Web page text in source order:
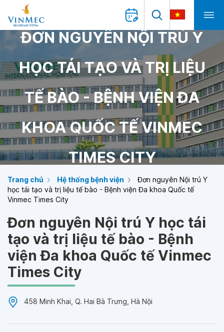
ĐƠN NGUYÊN NỘI TRÚ Y
HỌC TÁI TẠO VÀ TRỊ LIỆU
TẾ BÀO - BỆNH VIỆN ĐA
KHOA QUỐC TẾ VINMEC
TIMES CITY
Trang chủ Hệ thống bệnh viện
Đơn nguyên Nội trú Y
học tái tạo và trị liệu tế bào - Bệnh viện Đa khoa Quốc tế
Vinmec Times City
Đơn nguyên Nội trú Y học tái
tạo và trị liệu tế bào - Bệnh
viện Đa khoa Quốc tế Vinmec
Times City
458 Minh Khai, Q. Hai Bà Trưng, Hà Nội